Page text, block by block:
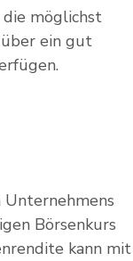
die möglichst
ein gut
Börsenkurs
kann mit